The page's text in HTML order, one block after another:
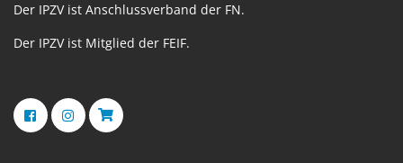
Der IPZV ist Anschlussverband der FN.
Der IPZV ist Mitglied der FEIF.